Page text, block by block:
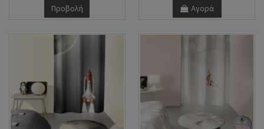
Προβολή Αγορά